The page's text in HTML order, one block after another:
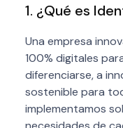
1. ¿Qué es
Una empresa
100% digitales
diferenciarse, a
sostenible para
implementamos